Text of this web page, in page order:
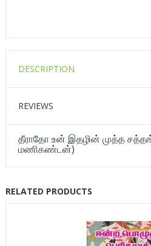
DESCRIPTION
REVIEWS
தீராதோ உன் இதழின் முத்த
மணிகண்டன்)
RELATED PRODUCTS